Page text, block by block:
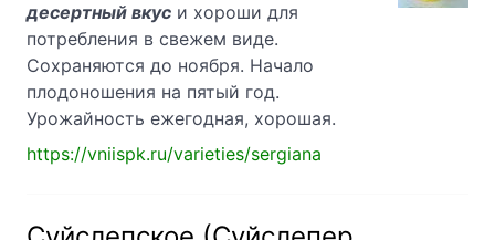
десертный вкус и хороши для
потребления в свежем виде.
Сохраняются до ноября. Начало
плодоношения на пятый год.
Урожайность ежегодная, хорошая.
https://vniispk.ru/varieties/sergiana